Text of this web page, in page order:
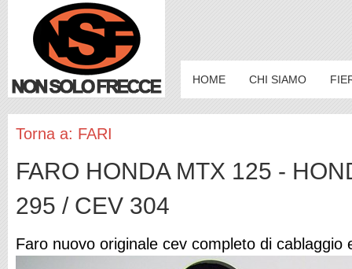
HOME CHI SIAMO
Torna a: FARI
FARO HONDA MTX 125 -
295 / CEV 304
Faro nuovo originale cev completo di cablaggio